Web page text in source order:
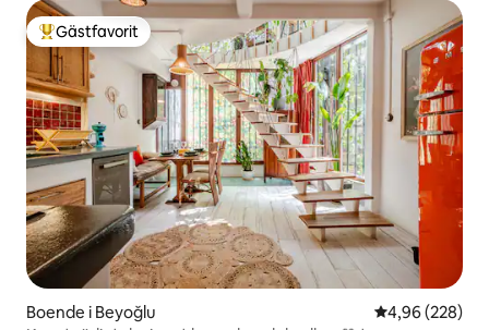
Populär gästfavorit
Gästfavorit
Boende i Beyoğlu 4,96 av 5 i
4,96 (228)